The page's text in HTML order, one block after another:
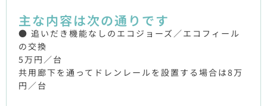
主な内容は次の通りです
● 追いだき機能なしのエコジョーズ／エコフィール
の交換
5万円／台
共用廊下を通ってドレンレールを設置する場合は8万
円／台